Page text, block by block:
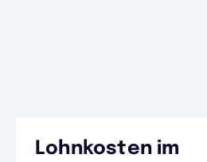
Lohnkosten im